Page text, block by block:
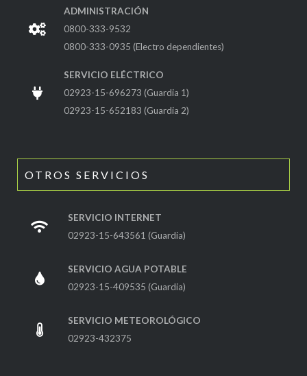
ADMINISTRACIÓN
0800-333-9532
0800-333-0935 (Electro dependientes)
SERVICIO ELÉCTRICO
02923-15-696273 (Guardia 1)
02923-15-652183 (Guardia 2)
OTROS SERVICIOS
SERVICIO INTERNET
02923-15-643561 (Guardia)
SERVICIO AGUA POTABLE
02923-15-409535 (Guardia)
SERVICIO METEOROLÓGICO
02923-432375